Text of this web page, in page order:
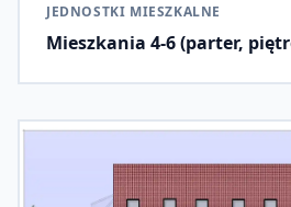
JEDNOSTKI MIESZKALNE
Mieszkania 4-6 (parter,